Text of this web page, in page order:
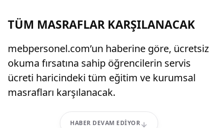
TÜM MASRAFLAR KARŞILANACAK
mebpersonel.com’un haberine göre, ücretsiz
okuma fırsatına sahip öğrencilerin servis
ücreti haricindeki tüm eğitim ve kurumsal
masrafları karşılanacak.
HABER DEVAM EDIYOR